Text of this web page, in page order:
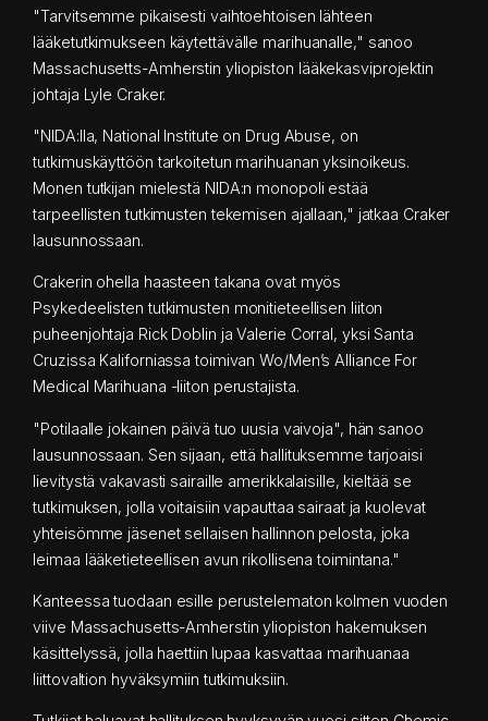
"Tarvitsemme pikaisesti vaihtoehtoisen lähteen
lääketutkimukseen käytettävälle marihuanalle," sanoo
Massachusetts-Amherstin yliopiston lääkekasviprojektin
johtaja Lyle Craker.
"NIDA:lla, National Institute on Drug Abuse, on
tutkimuskäyttöön tarkoitetun marihuanan yksinoikeus.
Monen tutkijan mielestä NIDA:n monopoli estää
tarpeellisten tutkimusten tekemisen ajallaan," jatkaa Craker
lausunnossaan.
Crakerin ohella haasteen takana ovat myös
Psykedeelisten tutkimusten monitieteellisen liiton
puheenjohtaja Rick Doblin ja Valerie Corral, yksi Santa
Cruzissa Kaliforniassa toimivan Wo/Men’s Alliance For
Medical Marihuana -liiton perustajista.
"Potilaalle jokainen päivä tuo uusia vaivoja", hän sanoo
lausunnossaan. Sen sijaan, että hallituksemme tarjoaisi
lievitystä vakavasti sairaille amerikkalaisille, kieltää se
tutkimuksen, jolla voitaisiin vapauttaa sairaat ja kuolevat
yhteisömme jäsenet sellaisen hallinnon pelosta, joka
leimaa lääketieteellisen avun rikollisena toimintana."
Kanteessa tuodaan esille perustelematon kolmen vuoden
viive Massachusetts-Amherstin yliopiston hakemuksen
käsittelyssä, jolla haettiin lupaa kasvattaa marihuanaa
liittovaltion hyväksymiin tutkimuksiin.